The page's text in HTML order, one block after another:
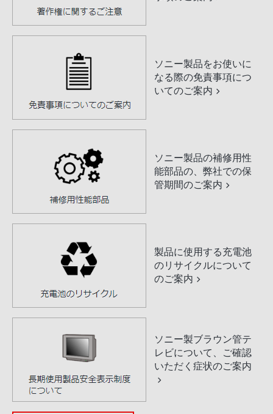
ソニー製品をお使いに
なる際の免責事項につ
いてのご案内
ソニー製品の補修用性
能部品の、弊社での保
管期間のご案内
製品に使用する充電池
のリサイクルについて
のご案内
ソニー製ブラウン管テ
レビについて、ご確認
いただく症状のご案内